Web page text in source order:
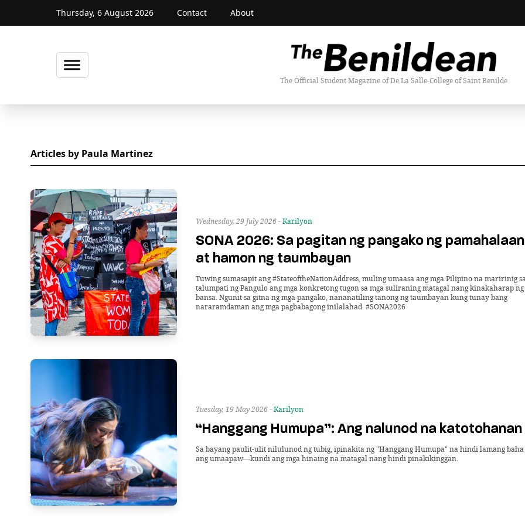
Thursday, 6 August 2026 Contact About
The Official Student Magazine of De La Salle-College of Saint Benilde
Articles by Paula Martinez
Wednesday, 29 July 2026 -Karilyon
SONA 2026: Sa pagitan ng pangako ng pamahalaan
at hamon ng taumbayan
Tuwing sumasapit ang #StateoftheNationAddress, muling umaasa ang mga Pilipino na maririnig
talumpati ng Pangulo ang mga konkretong tugon sa mga suliraning matagal nang kinakaharap ng
bansa. Ngunit sa gitna ng mga pangako, nananatiling tanong ng taumbayan kung tunay bang
nararamdaman ang mga pagbabagong inilalahad. #SONA2026
Tuesday, 19 May 2026 -Karilyon
“Hanggang Humupa”: Ang nalunod na katotohanan
Sa bayang paulit-ulit nilulunod ng tubig, ipinakita ng "Hanggang Humupa" na hindi lamang baha
ang umaapaw—kundi ang mga hinaing na matagal nang hindi pinakikinggan.